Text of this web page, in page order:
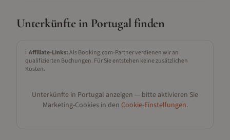
Unterkünfte in Portugalfinden
ℹ️ Affiliate-Links:Als Booking.com-Partner verdienen wir an
qualifizierten Buchungen. Für Sie entstehen keine zusätzlichen
Kosten.
Unterkünfte in Portugal anzeigen — bitte aktivieren Sie
Marketing-Cookies in den Cookie-Einstellungen.